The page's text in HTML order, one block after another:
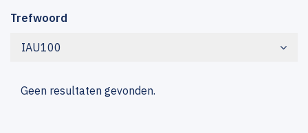
Trefwoord
IAU100
Geen resultaten gevonden.